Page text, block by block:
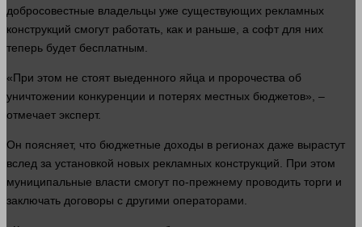
добросовестные владельцы уже существующих рекламных
конструкций смогут работать , как и раньше, а софт для них
теперь будет бесплатным.
«При этом не стоят выеденного яйца и пророчества об
уничтожении конкуренции и потерях местных бюджетов», –
отмечает эксперт.
Он поясняет, что бюджетные доходы в регионах даже вырастут
вслед за установкой новых рекламных конструкций. При этом
муниципальные власти смогут по-прежнему проводить торги и
заключать договоры с другими операторами.